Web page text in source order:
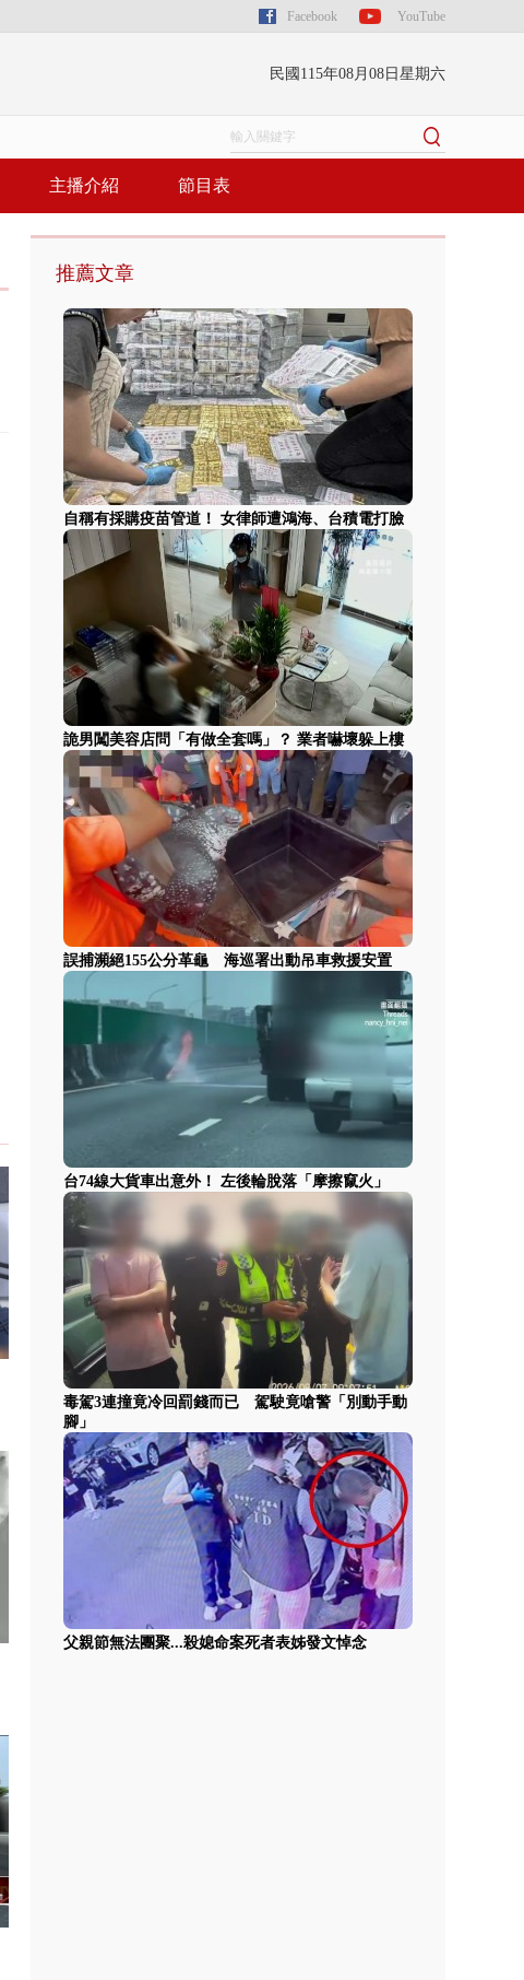
Facebook YouTube
民國115年08月08日星期六
主播介紹 節目表
推薦文章
自稱有採購疫苗管道！ 女律師遭鴻海、台積電打臉
詭男闖美容店問「有做全套嗎」？ 業者嚇壞躲上樓
誤捕瀕絕155公分革龜 海巡署出動吊車救援安置
台74線大貨車出意外！ 左後輪脫落「摩擦竄火」
毒駕3連撞竟冷回罰錢而已 駕駛竟嗆警「別動手動
腳」
父親節無法團聚...殺媳命案死者表姊發文悼念